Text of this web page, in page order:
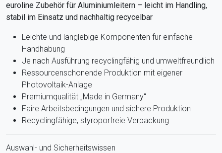
euroline Zubehör für Aluminiumleitern – leicht im Handling,
stabil im Einsatz und nachhaltig recycelbar
Leichte und langlebige Komponenten für einfache
Handhabung
Je nach Ausführung recyclingfähig und umweltfreundlich
Ressourcenschonende Produktion mit eigener
Photovoltaik-Anlage
Premiumqualität „Made in Germany“
Faire Arbeitsbedingungen und sichere Produktion
Recyclingfähige, styroporfreie Verpackung
Auswahl- und Sicherheitswissen